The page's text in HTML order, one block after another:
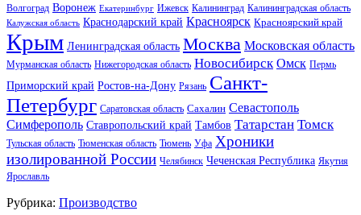
Волгоград Воронеж Екатеринбург Ижевск Калининград Калининградская область
Калужская область Краснодарский край Красноярск Красноярский край
Крым Ленинградская область Москва Московская область
Мурманская область Нижегородская область Новосибирск Омск Пермь
Приморский край Ростов-на-Дону Рязань Санкт-
Петербург Саратовская область Сахалин Севастополь
Симферополь Ставропольский край Тамбов Татарстан Томск
Тульская область Тюменская область Тюмень Уфа Хроники
изолированной России Челябинск Чеченская Республика Якутия
Ярославль
Рубрика: Производство